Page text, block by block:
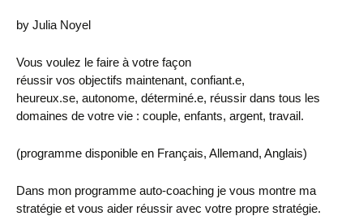
by Julia Noyel
Vous voulez le faire à votre façon
réussir vos objectifs maintenant, confiant.e,
heureux.se, autonome, déterminé.e, réussir dans tous les
domaines de votre vie : couple, enfants, argent, travail.
(programme disponible en Français, Allemand, Anglais)
Dans mon programme auto-coaching je vous montre ma
stratégie et vous aider réussir avec votre propre stratégie.